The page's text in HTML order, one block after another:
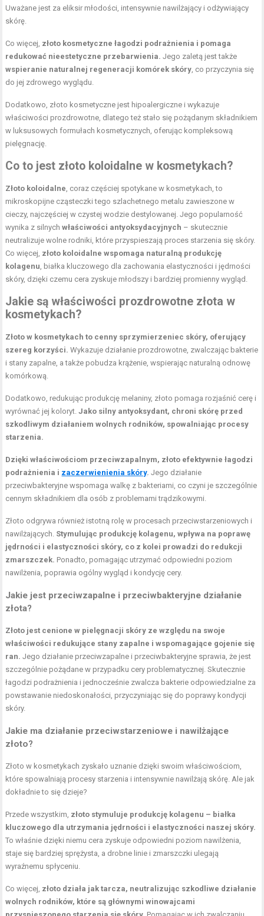
Uważane jest za eliksir młodości, intensywnie nawilżający i odżywiający
skórę.
Co więcej, złoto kosmetyczne łagodzi podrażnienia i pomaga
redukować nieestetyczne przebarwienia. Jego zaletą jest także
wspieranie naturalnej regeneracji komórek skóry , co przyczynia się
do jej zdrowego wyglądu.
Dodatkowo, złoto kosmetyczne jest hipoalergiczne i wykazuje
właściwości prozdrowotne, dlatego też stało się pożądanym składnikiem
w luksusowych formułach kosmetycznych, oferując kompleksową
pielęgnację.
Co to jest złoto koloidalne w kosmetykach?
Złoto koloidalne , coraz częściej spotykane w kosmetykach, to
mikroskopijne cząsteczki tego szlachetnego metalu zawieszone w
cieczy, najczęściej w czystej wodzie destylowanej. Jego popularność
wynika z silnychwłaściwości antyoksydacyjnych – skutecznie
neutralizuje wolne rodniki, które przyspieszają proces starzenia się skóry.
Co więcej, złoto koloidalne wspomaga naturalną produkcję
kolagenu , białka kluczowego dla zachowania elastyczności i jędrności
skóry, dzięki czemu cera zyskuje młodszy i bardziej promienny wygląd.
Jakie są właściwości prozdrowotne złota w
kosmetykach?
Złoto w kosmetykach to cenny sprzymierzeniec skóry, oferujący
szereg korzyści. Wykazuje działanie prozdrowotne, zwalczając bakterie
i stany zapalne, a także pobudza krążenie, wspierając naturalną odnowę
komórkową.
Dodatkowo, redukując produkcję melaniny, złoto pomaga rozjaśnić cerę i
wyrównać jej koloryt.Jako silny antyoksydant, chroni skórę przed
szkodliwym działaniem wolnych rodników, spowalniając procesy
starzenia.
Dzięki właściwościom przeciwzapalnym, złoto efektywnie łagodzi
podrażnienia i zaczerwienienia skóry. Jego działanie
przeciwbakteryjne wspomaga walkę z bakteriami, co czyni je szczególnie
cennym składnikiem dla osób z problemami trądzikowymi.
Złoto odgrywa również istotną rolę w procesach przeciwstarzeniowych i
nawilżających. Stymulując produkcję kolagenu, wpływa na poprawę
jędrności i elastyczności skóry, co z kolei prowadzi do redukcji
zmarszczek. Ponadto, pomagając utrzymać odpowiedni poziom
nawilżenia, poprawia ogólny wygląd i kondycję cery.
Jakie jest przeciwzapalne i przeciwbakteryjne działanie
złota?
Złoto jest cenione w pielęgnacji skóry ze względu na swoje
właściwości redukujące stany zapalne i wspomagające gojenie się
ran. Jego działanie przeciwzapalne i przeciwbakteryjne sprawia, że jest
szczególnie pożądane w przypadku cery problematycznej. Skutecznie
łagodzi podrażnienia i jednocześnie zwalcza bakterie odpowiedzialne za
powstawanie niedoskonałości, przyczyniając się do poprawy kondycji
skóry.
Jakie ma działanie przeciwstarzeniowe i nawilżające
złoto?
Złoto w kosmetykach zyskało uznanie dzięki swoim właściwościom,
które spowalniają procesy starzenia i intensywnie nawilżają skórę. Ale jak
dokładnie to się dzieje?
Przede wszystkim, złoto stymuluje produkcję kolagenu – białka
kluczowego dla utrzymania jędrności i elastyczności naszej skóry.
To właśnie dzięki niemu cera zyskuje odpowiedni poziom nawilżenia,
staje się bardziej sprężysta, a drobne linie i zmarszczki ulegają
wyraźnemu spłyceniu.
Co więcej, złoto działa jak tarcza, neutralizując szkodliwe działanie
wolnych rodników, które są głównymi winowajcami